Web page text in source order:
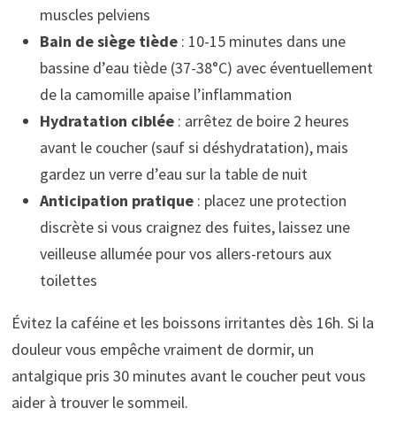
muscles pelviens
Bain de siège tiède: 10-15 minutes dans une
bassine d’eau tiède (37-38°C) avec éventuellement
de la camomille apaise l’inflammation
Hydratation ciblée: arrêtez de boire 2 heures
avant le coucher (sauf si déshydratation), mais
gardez un verre d’eau sur la table de nuit
Anticipation pratique: placez une protection
discrète si vous craignez des fuites, laissez une
veilleuse allumée pour vos allers-retours aux
toilettes
Évitez la caféine et les boissons irritantes dès 16h. Si la
douleur vous empêche vraiment de dormir, un
antalgique pris 30 minutes avant le coucher peut vous
aider à trouver le sommeil.